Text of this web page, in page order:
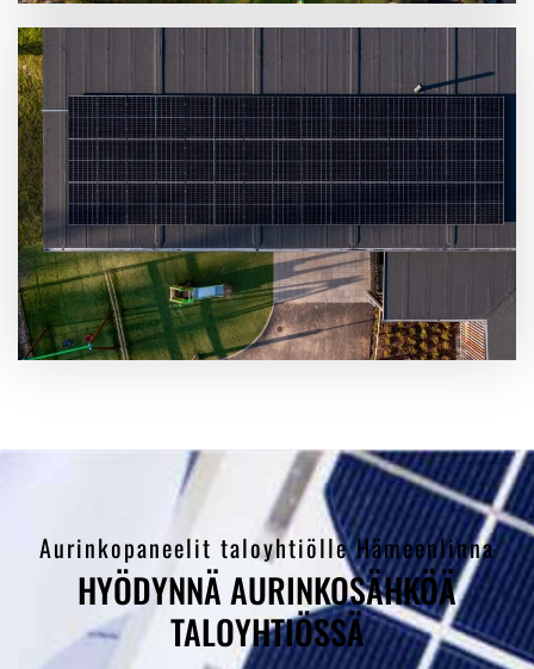
Aurinkopaneelit taloyhtiölle Hämeenlinna
HYÖDYNNÄ AURINKOSÄHKÖÄ
TALOYHTIÖSSÄ